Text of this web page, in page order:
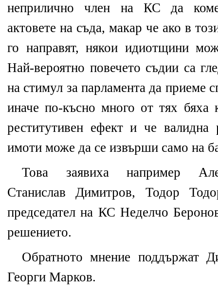
неприлично член на КС да
актовете на съда, макар че ако в
го направят, някои идиотщини
Най-вероятно повечето съдии са
на стимул за парламента да приеме
иначе по-късно много от тях бяха
реститутивен ефект и че валидна
имоти може да се извърши само на
Това заявиха например
Станислав Димитров, Тодор
председател на КС Неделчо
решението.
Обратното мнение поддържат
Георги Марков.